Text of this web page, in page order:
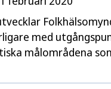
med
målområdena
förutsättningar